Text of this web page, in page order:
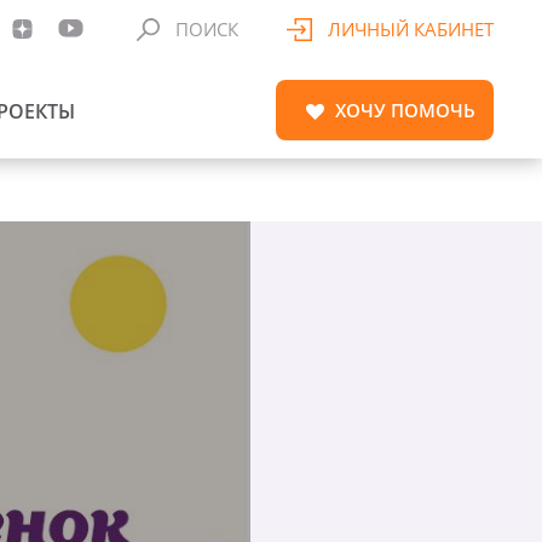
ПОИСК ЛИЧНЫЙ КАБИНЕТ
ХОЧУ ПОМОЧЬ